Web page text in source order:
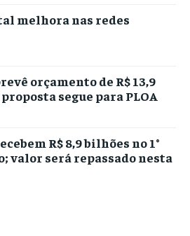
melhora nas redes
orçamento de R$ 13,9
segue para PLOA
R$ 8,9 bilhões no 1°
valor será repassado nesta